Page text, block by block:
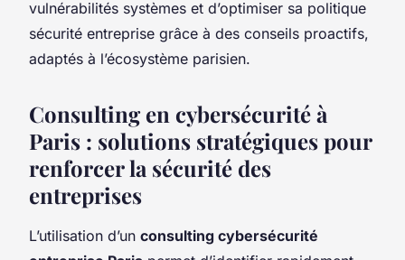
vulnérabilités systèmes et d’optimiser sa politique
sécurité entreprise grâce à des conseils proactifs,
adaptés à l’écosystème parisien.
Consulting en cybersécurité à
Paris : solutions stratégiques pour
renforcer la sécurité des
entreprises
L’utilisation d’un consulting cybersécurité